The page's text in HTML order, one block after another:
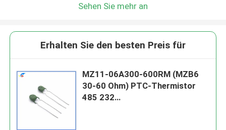
Sehen Sie mehr an
Erhalten Sie den besten Preis für
MZ11-06A300-600RM (MZB6
30-60 Ohm) PTC-Thermistor
485 232